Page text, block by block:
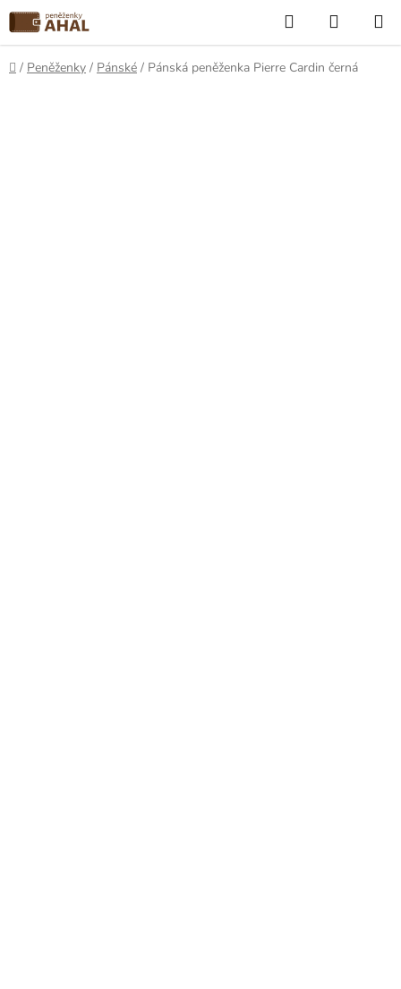
Přejít
na
obsah
Hledat
KOŠÍK
Domů
/ Peněženky / Pánské / Pánská peněženka Pierre Cardin černá